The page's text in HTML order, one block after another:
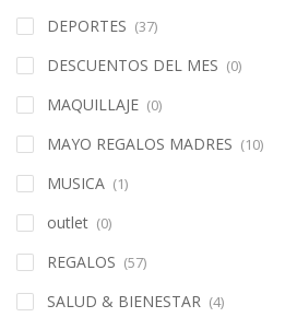
DEPORTES (37)
DESCUENTOS DEL MES (0)
MAQUILLAJE (0)
MAYO REGALOS MADRES (10)
MUSICA (1)
outlet (0)
REGALOS (57)
SALUD & BIENESTAR (4)